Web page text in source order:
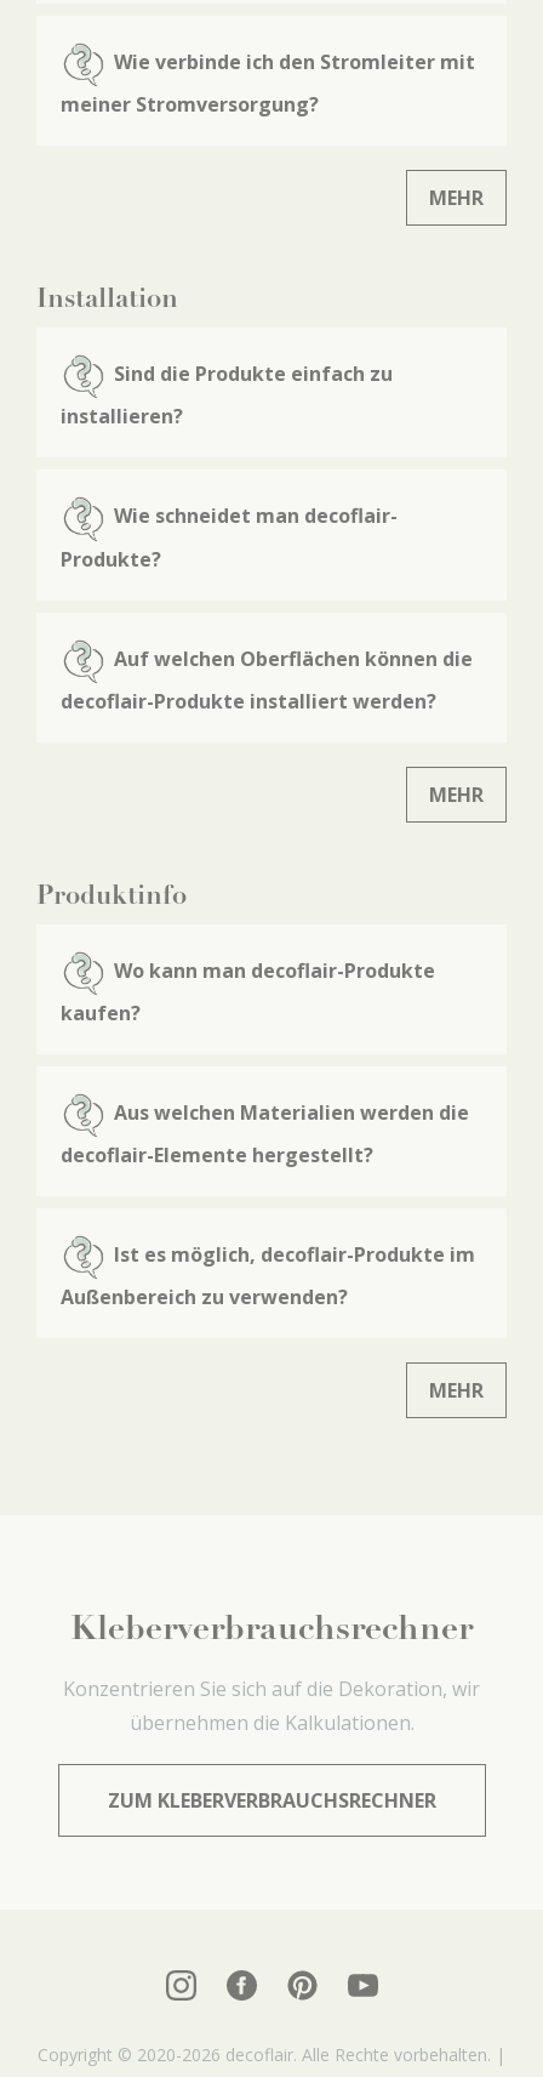
Wie verbinde ich den Stromleiter mit
meiner Stromversorgung?
MEHR
Installation
Sind die Produkte einfach zu
installieren?
Wie schneidet man decoflair-
Produkte?
Auf welchen Oberflächen können die
decoflair-Produkte installiert werden?
MEHR
Produktinfo
Wo kann man decoflair-Produkte
kaufen?
Aus welchen Materialien werden die
decoflair-Elemente hergestellt?
Ist es möglich, decoflair-Produkte im
Außenbereich zu verwenden?
MEHR
Kleberverbrauchsrechner
Konzentrieren Sie sich auf die Dekoration, wir
übernehmen die Kalkulationen.
ZUM KLEBERVERBRAUCHSRECHNER
Copyright © 2020-2026 decoflair. Alle Rechte vorbehalten. |